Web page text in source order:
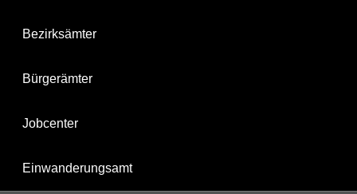
Bezirksämter
Bürgerämter
Jobcenter
Einwanderungsamt